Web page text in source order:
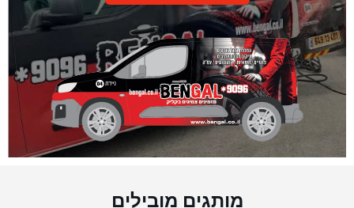
מותגים מובילים